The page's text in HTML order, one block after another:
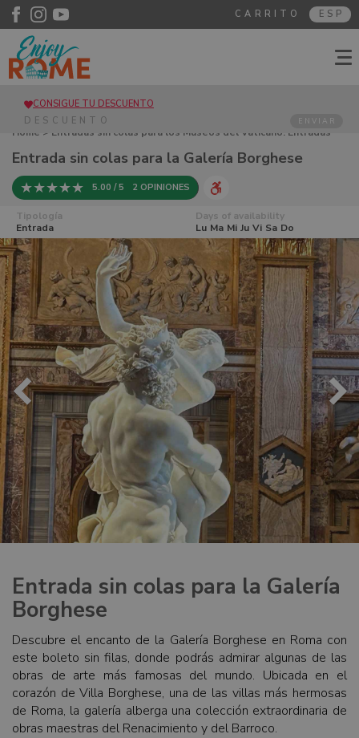
ESP
CARRITO
CONSIGUE TU DESCUENTO
ENVIAR
Home > Entradas sin colas para los Museos del Vaticano. Entradas
Entrada sin colas para la Galería Borghese
5.00 / 5 2 OPINIONES
Days of availability
Lu Ma Mi Ju Vi Sa Do
Tipología
Entrada
Entrada sin colas para la Galería
Borghese
Descubre el encanto de la Galería Borghese en Roma con
este boleto sin filas, donde podrás admirar algunas de las
obras de arte más famosas del mundo. Ubicada en el
corazón de Villa Borghese, una de las villas más hermosas
de Roma, la galería alberga una colección extraordinaria de
obras maestras del Renacimiento y del Barroco.